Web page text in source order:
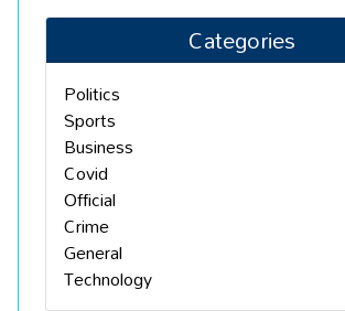
Categories
Politics
Sports
Business
Covid
Official
Crime
General
Technology